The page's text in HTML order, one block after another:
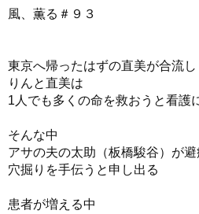
風、薫る＃９３
東京へ帰ったはずの直美が合流し
りんと直美は
1人でも多くの命を救おうと看護
そんな中
アサの夫の太助（板橋駿谷）が
穴掘りを手伝うと申し出る
患者が増える中